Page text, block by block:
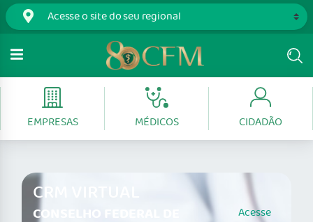
EMPRESAS MÉDICOS CIDADÃO
CRM VIRTUAL
CONSELHO FEDERAL DE Acesse